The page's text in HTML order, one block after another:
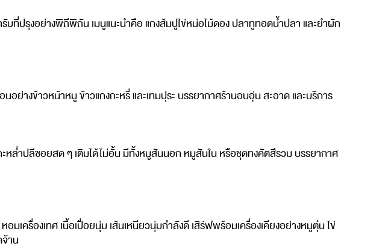
ที่ปรุงอย่างพิถีพิถัน เมนูแนะนำคือ แกงส้มปูไข่หน่อไม้ดอง ปลาทูทอดน้ำปลา และยำผัก
างข้าวหน้าหมู ข้าวแกงกะหรี่ และเทมปุระ บรรยากาศร้านอบอุ่น สะอาด และบริการ
ล่ำปลีซอยสด ๆ เติมได้ไม่อั้น มีทั้งหมูสันนอก หมูสันใน หรือชุดทงคัตสึรวม บรรยากาศ
เครื่องเทศ เนื้อเปื่อยนุ่ม เส้นเหนียวนุ่มกำลังดี เสิร์ฟพร้อมเครื่องเคียงอย่างหมูตุ๋น ไข่
าน